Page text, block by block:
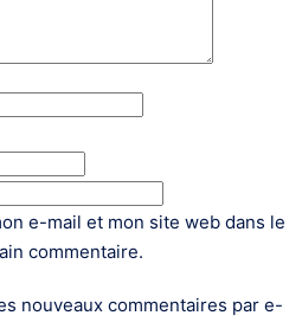
e-mail et mon site web dans le
commentaire.
nouveaux commentaires par e-